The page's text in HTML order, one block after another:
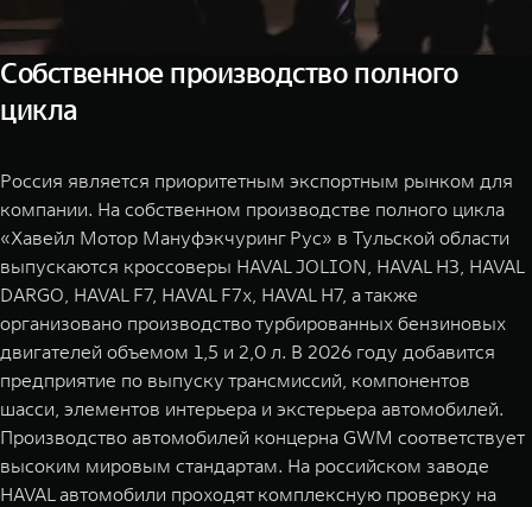
Собственное производство полного
цикла
Россия является приоритетным экспортным рынком для
компании. На собственном производстве полного цикла
«Хавейл Мотор Мануфэкчуринг Рус» в Тульской области
выпускаются кроссоверы HAVAL JOLION, HAVAL H3, HAVAL
DARGO, HAVAL F7, HAVAL F7x, HAVAL H7, а также
организовано производство турбированных бензиновых
двигателей объемом 1,5 и 2,0 л. В 2026 году добавится
предприятие по выпуску трансмиссий, компонентов
шасси, элементов интерьера и экстерьера автомобилей.
Производство автомобилей концерна GWM соответствует
высоким мировым стандартам. На российском заводе
HAVAL автомобили проходят комплексную проверку на